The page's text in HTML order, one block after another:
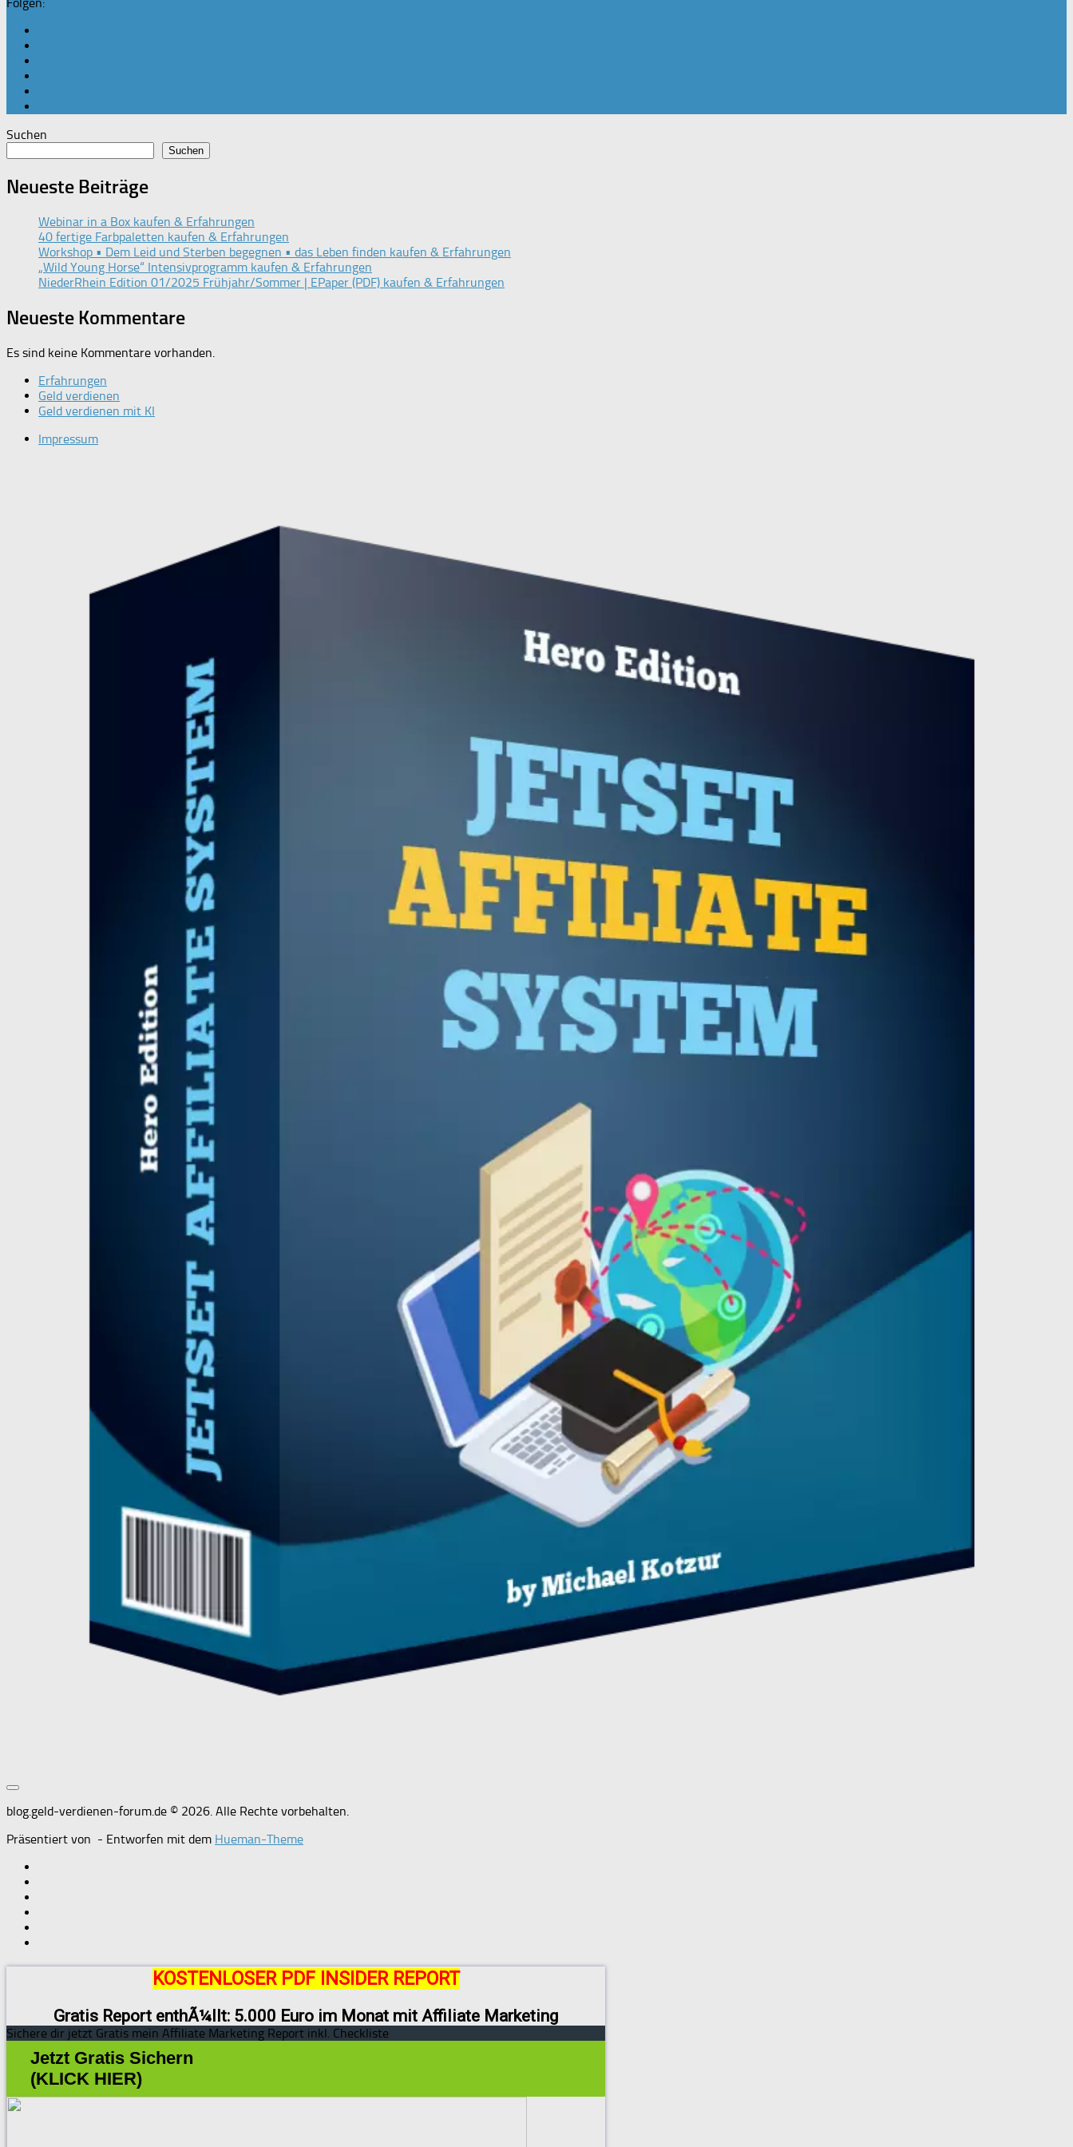
Suchen
Suchen
Neueste Beiträge
Webinar in a Box kaufen & Erfahrungen
40 fertige Farbpaletten kaufen & Erfahrungen
Workshop • Dem Leid und Sterben begegnen • das Leben finden kaufen & Erfahrungen
„Wild Young Horse“ Intensivprogramm kaufen & Erfahrungen
NiederRhein Edition 01/2025 Frühjahr/Sommer | EPaper (PDF) kaufen & Erfahrungen
Neueste Kommentare
Es sind keine Kommentare vorhanden.
Erfahrungen
Geld verdienen
Geld verdienen mit KI
Impressum
blog.geld-verdienen-forum.de © 2026. Alle Rechte vorbehalten.
Präsentiert von - Entworfen mit dem Hueman-Theme
KOSTENLOSER PDF INSIDER REPORT
Gratis Report enthÃ¼llt: 5.000 Euro im Monat mit Affiliate Marketing
Sichere dir jetzt Gratis mein Affiliate Marketing Report inkl. Checkliste
Jetzt Gratis Sichern
(KLICK HIER)